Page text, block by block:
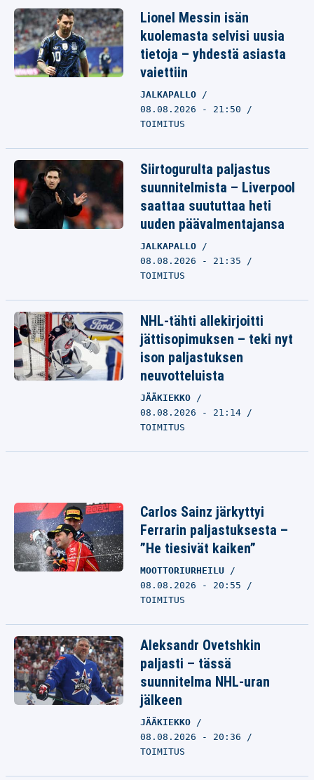
Lionel Messin isän
kuolemasta selvisi uusia
tietoja – yhdestä asiasta
vaiettiin
JALKAPALLO
08.08.2026 - 21:50
TOIMITUS
Siirtogurulta paljastus
suunnitelmista – Liverpool
saattaa suututtaa heti
uuden päävalmentajansa
JALKAPALLO
08.08.2026 - 21:35
TOIMITUS
NHL-tähti allekirjoitti
jättisopimuksen – teki nyt
ison paljastuksen
neuvotteluista
JÄÄKIEKKO
08.08.2026 - 21:14
TOIMITUS
Carlos Sainz järkyttyi
Ferrarin paljastuksesta –
”He tiesivät kaiken”
MOOTTORIURHEILU
08.08.2026 - 20:55
TOIMITUS
Aleksandr Ovetshkin
paljasti – tässä
suunnitelma NHL-uran
jälkeen
JÄÄKIEKKO
08.08.2026 - 20:36
TOIMITUS